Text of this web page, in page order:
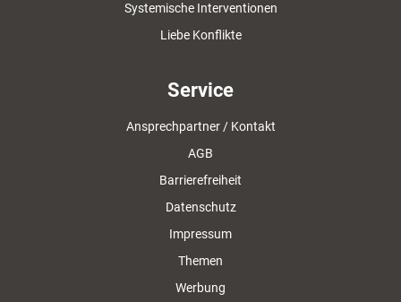
Systemische Interventionen
Liebe Konflikte
Service
Ansprechpartner / Kontakt
AGB
Barrierefreiheit
Datenschutz
Impressum
Themen
Werbung